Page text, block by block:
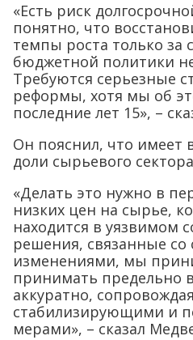
«Есть риск
понятно, что
темпы роста только за
бюджетной политики
Требуются серьезные
реформы, хотя мы об
последние лет 15», –
Он пояснил, что имеет
доли сырьевого
«Делать это нужно в
низких цен на сырье,
находится в уязвимом
решения, связанные
изменениями, мы
принимать предельно
аккуратно,
стабилизирующими и
мерами», – сказал